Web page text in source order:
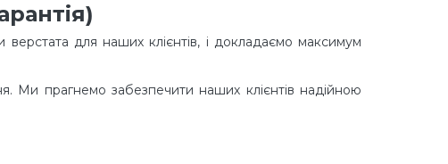
для наших клієнтів, і докладаємо максимум
Ми прагнемо забезпечити наших клієнтів надійною